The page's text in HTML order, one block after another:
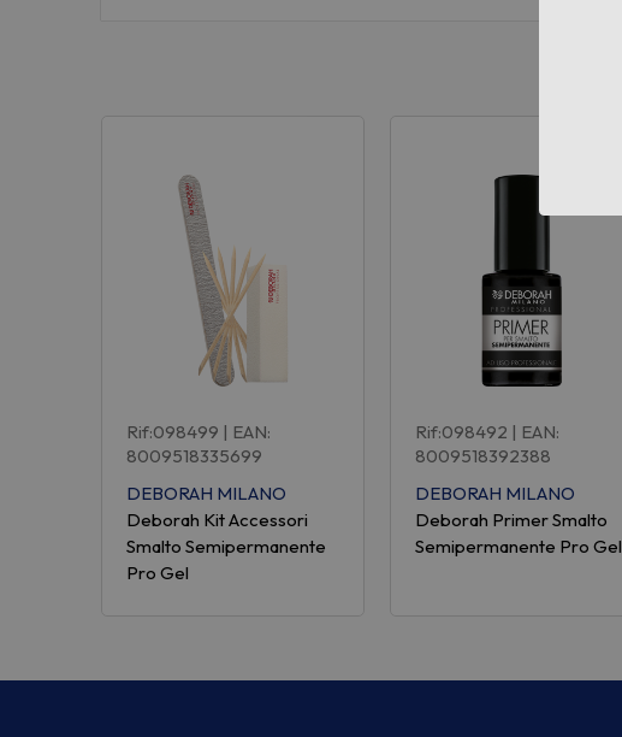
Rif:098499 | EAN:
8009518335699
DEBORAH MILANO
Deborah Kit Accessori
Smalto Semipermanente
Pro Gel
Rif:098492 | EAN:
8009518392388
DEBORAH MILANO
Deborah Primer Smalto
Semipermanente Pro Gel